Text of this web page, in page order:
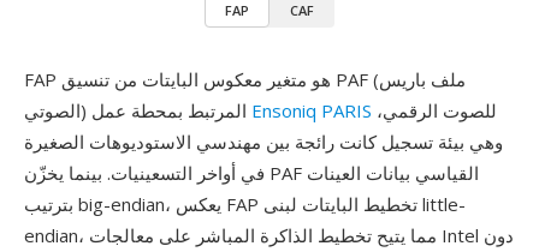
FAP CAF
FAP هو متغير معكوس البايتات من تنسيق PAF (ملف باريس
Ensoniq PARIS
وهي بيئة تسجيل كانت رائجة بين مهندسي الاستوديوهات الصغيرة
في أواخر التسعينيات. بينما يخزّن PAF القياسي بيانات العينات
بترتيب big-endian، يعكس FAP تخطيط البايتات لبنى little-
endian، مما يتيح تخطيط الذاكرة المباشر على معالجات Intel دون